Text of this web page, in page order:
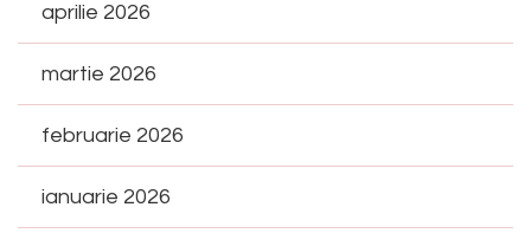
aprilie 2026
martie 2026
februarie 2026
ianuarie 2026